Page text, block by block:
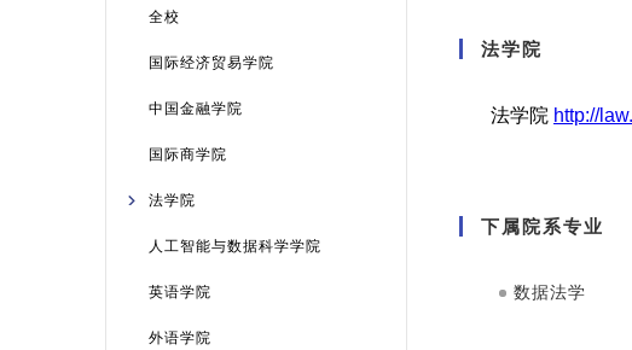
全校
国际经济贸易学院
中国金融学院
国际商学院
法学院
人工智能与数据科学学院
英语学院
外语学院
法学院
下属院系专业
数据法学